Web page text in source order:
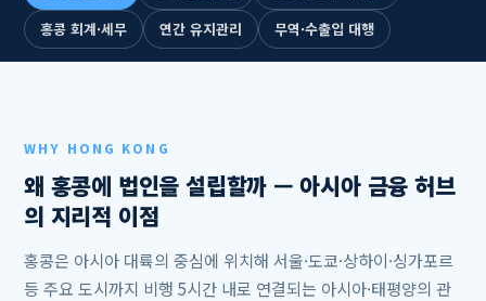
홍콩 회계·세무
연간 유지관리 무역·수출입 대행
WHY HONG KONG
왜 홍콩에 법인을 설립할까 — 아시아 금융 허브
의 지리적 이점
홍콩은 아시아 대륙의 중심에 위치해 서울·도쿄·상하이·싱가포르
등 주요 도시까지 비행 5시간 내로 연결되는 아시아·태평양의 관